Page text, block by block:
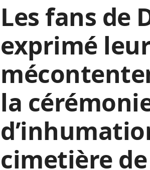
Les fans de
exprimé
la
cimetière de